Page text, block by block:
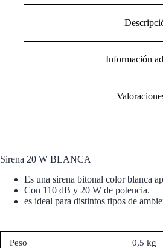
Información
Sirena 20 W BLANCA
Es una sirena bitonal color blanca
Con 110 dB y 20 W de potencia.
es ideal para distintos tipos de
Peso 0,5 kg